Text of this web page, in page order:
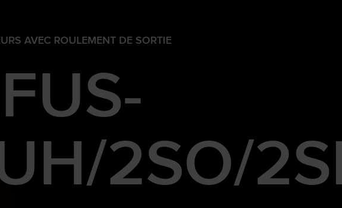
AVEC ROULEMENT DE SORTIE
2SO/